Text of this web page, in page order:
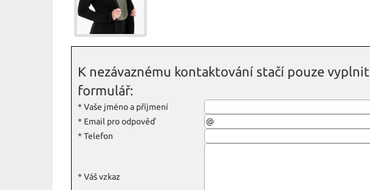
K nezávaznému kontaktování stačí pouze vyplnit
formulář:
* Vaše jméno a příjmení
* Email pro odpověď
* Telefon
* Váš vzkaz